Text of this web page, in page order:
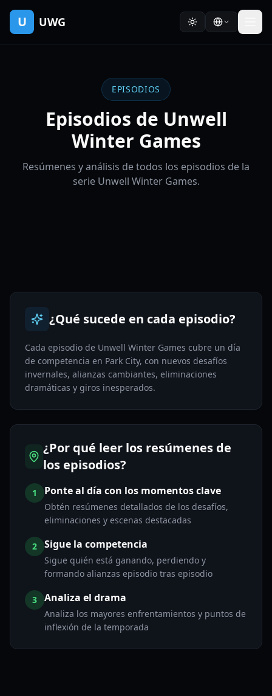
U UWG
EPISODIOS
Episodios de Unwell
Winter Games
Resúmenes y análisis de todos los episodios de la
serie Unwell Winter Games.
¿Qué sucede en cada episodio?
Cada episodio de Unwell Winter Games cubre un día
de competencia en Park City, con nuevos desafíos
invernales, alianzas cambiantes, eliminaciones
dramáticas y giros inesperados.
¿Por qué leer los resúmenes de
los episodios?
1 Ponte al día con los momentos clave
Obtén resúmenes detallados de los desafíos,
eliminaciones y escenas destacadas
2 Sigue la competencia
Sigue quién está ganando, perdiendo y
formando alianzas episodio tras episodio
3 Analiza el drama
Analiza los mayores enfrentamientos y puntos de
inflexión de la temporada